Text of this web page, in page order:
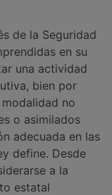
de la Seguridad
en su
una actividad
bien por
no
o asimilados
adecuada en las
define. Desde
a la
estatal